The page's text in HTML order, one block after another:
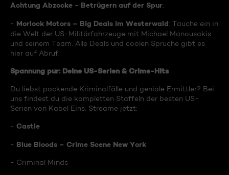
Achtung Abzocke - Betrügern auf der Spur
- Morlock Motors – Big Deals im Westerwald: Tauche ein in
die Welt der US-Militärfahrzeuge mit Michael Manousakis
und seinem Team. Alle Deals und coolen Sprüche gibt es
hier auf Abruf.
Spannung pur: Deine US-Serien & Crime-Hits
Du liebst packende Kriminalfälle und geniale Ermittler? Bei
uns findest du die kompletten Staffeln der besten US-
Serien von Kabel Eins. Streame jetzt:
- Castle
- Blue Bloods – Crime Scene New York
- Criminal Minds